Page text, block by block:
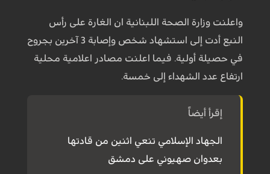
واعلنت وزارة الصحة اللبنانية ان الغارة على رأس
النبع أدت إلى استشهاد شخص وإصابة 3 آخرين بجروح
في حصيلة أولية. فيما اعلنت مصادر اعلامية محلية
ارتفاع عدد الشهداء إلى خمسة.
إقرأ أيضاً
الجهاد الإسلامي تنعي اثنين من قادتها
بعدوان صهيوني على دمشق